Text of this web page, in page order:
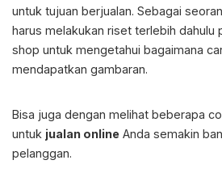
untuk tujuan berjualan. Sebagai
harus melakukan riset terlebih dahulu
shop untuk mengetahui bagaimana
mendapatkan gambaran.
Bisa juga dengan melihat beberapa
untuk jualan online Anda semakin
pelanggan.